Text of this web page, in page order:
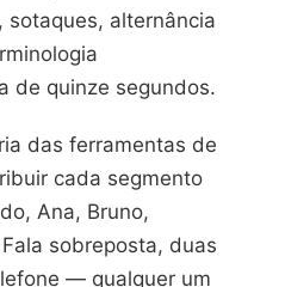
sotaques, alternância
de quinze segundos.
das ferramentas de
cada segmento
Ana, Bruno,
sobreposta, duas
— qualquer um